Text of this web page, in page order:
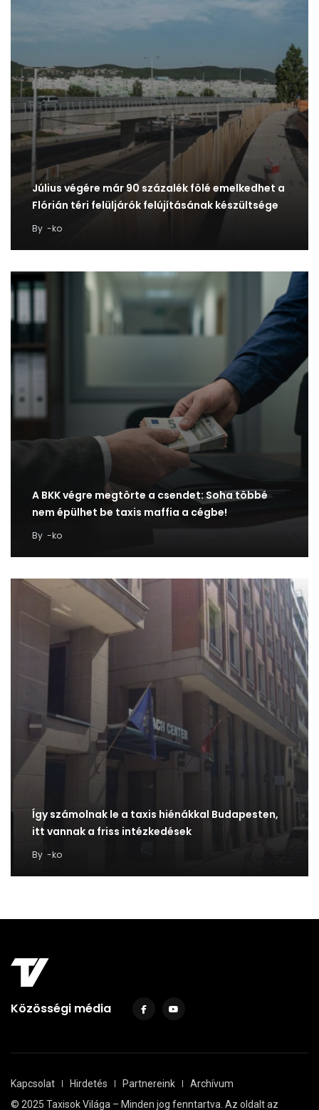
Július végére már 90 százalék fölé emelkedhet a
Flórián téri felüljárók felújításának készültsége
By -ko
A BKK végre megtörte a csendet: Soha többé
nem épülhet be taxis maffia a cégbe!
By -ko
Így számolnak le a taxis hiénákkal Budapesten,
itt vannak a friss intézkedések
By -ko
Közösségi média
Kapcsolat Hirdetés Partnereink
Archívum
© 2025 Taxisok Világa – Minden jog fenntartva. Az oldalt az